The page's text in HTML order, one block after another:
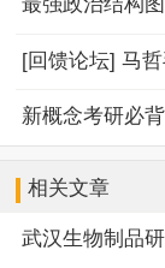
[回馈论坛] 马
新概念考研必
相关文章
武汉生物制品